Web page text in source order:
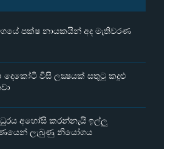
පක්ෂ නායකයින් අද මැතිවරණ
දෙකෝටි විසි ලක්‍ෂයක් සතුටු කදුළු
ධුරය අහෝසි කරන්නැයි ඉල්ලූ
ලැබුණු නියෝගය